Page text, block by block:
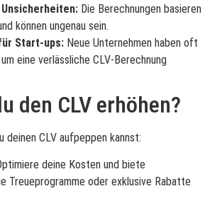
Die Berechnungen basieren
können ungenau sein.
Start-ups: Neue Unternehmen haben oft
eine verlässliche CLV-Berechnung
den CLV erhöhen?
deinen CLV aufpeppen kannst:
deine Kosten und biete
Treueprogramme oder exklusive Rabatte